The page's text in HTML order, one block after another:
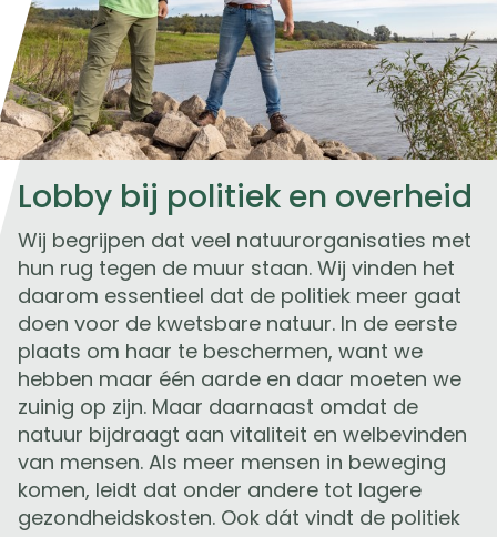
Lobby bij politiek en overheid
Wij begrijpen dat veel natuurorganisaties met
hun rug tegen de muur staan. Wij vinden het
daarom essentieel dat de politiek meer gaat
doen voor de kwetsbare natuur. In de eerste
plaats om haar te beschermen, want we
hebben maar één aarde en daar moeten we
zuinig op zijn. Maar daarnaast omdat de
natuur bijdraagt aan vitaliteit en welbevinden
van mensen. Als meer mensen in beweging
komen, leidt dat onder andere tot lagere
gezondheidskosten. Ook dát vindt de politiek